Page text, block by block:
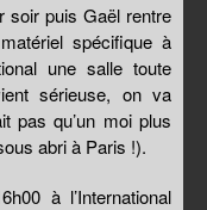
soir puis Gaël rentre
spécifique à
une salle toute
sérieuse, on va
pas qu’un moi plus
abri à Paris !).
à l’International